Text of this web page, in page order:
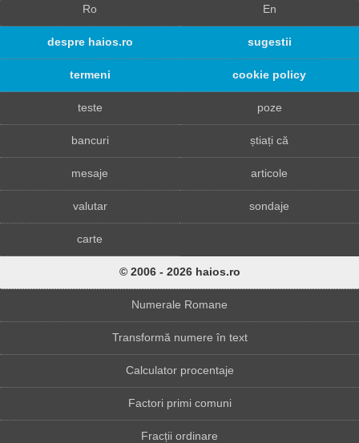
Ro En
despre haios.ro sugestii
termeni cookie policy
teste poze
bancuri știați că
mesaje articole
valutar sondaje
carte
© 2006 - 2026 haios.ro
Numerale Romane
Transformă numere în text
Calculator procentaje
Factori primi comuni
Fracții ordinare